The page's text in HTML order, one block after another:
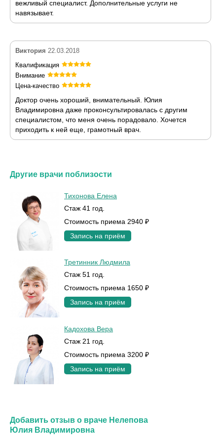
вежливый специалист. Дополнительные услуги не
навязывает.
Виктория 22.03.2018
Квалификация
Внимание
Цена-качество
Доктор очень хороший, внимательный. Юлия
Владимировна даже проконсультировалась с другим
специалистом, что меня очень порадовало. Хочется
приходить к ней еще, грамотный врач.
Другие врачи поблизости
Тихонова Елена
Стаж 41 год.
Стоимость приема 2940 ₽
Запись на приём
Третинник Людмила
Стаж 51 год.
Стоимость приема 1650 ₽
Запись на приём
Кадохова Вера
Стаж 21 год.
Стоимость приема 3200 ₽
Запись на приём
Добавить отзыв о враче Нелепова
Юлия Владимировна